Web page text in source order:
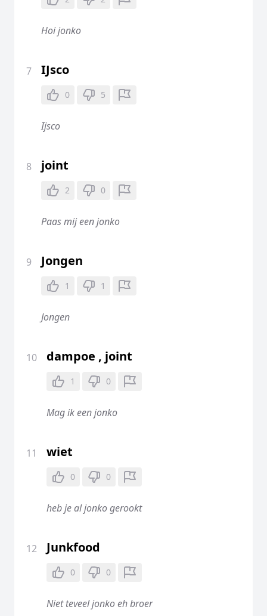
Hoi jonko
7 IJsco
0 5
Ijsco
8 joint
2 0
Paas mij een jonko
9 Jongen
1 1
Jongen
10 dampoe , joint
1 0
Mag ik een jonko
11 wiet
0 0
heb je al jonko gerookt
12 Junkfood
0 0
Niet teveel jonko eh broer